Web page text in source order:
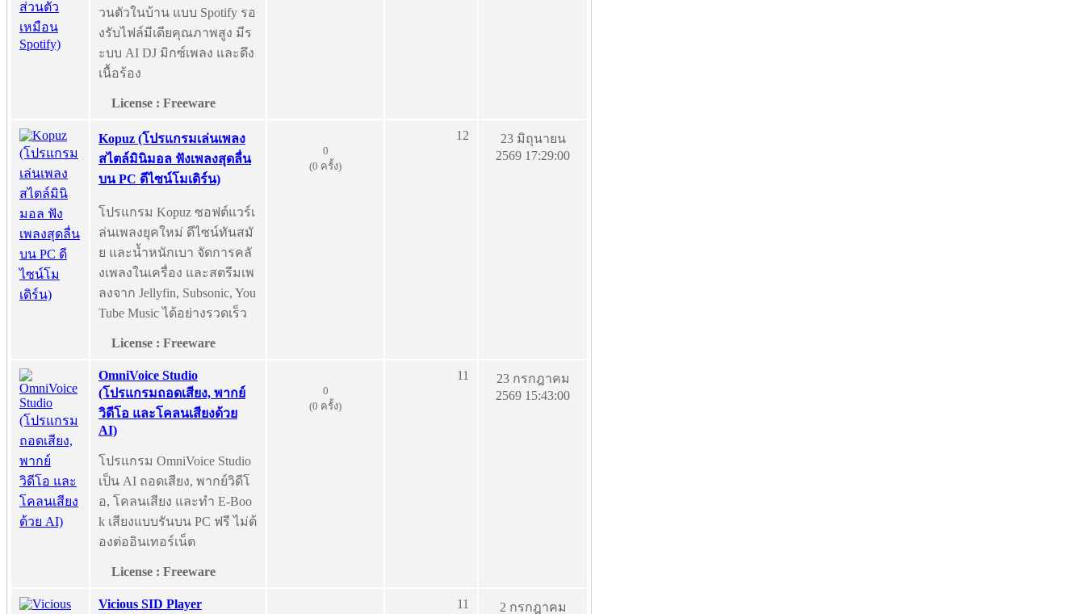
วนตัวในบ้าน แบบ Spotify รอ
งรับไฟล์มีเดียคุณภาพสูง มีร
ะบบ AI DJ มิกซ์เพลง และดึง
เนื้อร้อง
License : Freeware
Kopuz (โปรแกรมเล่นเพลง
สไตล์มินิมอล ฟังเพลงสุดลื่น
บน PC ดีไซน์โมเดิร์น)
โปรแกรม Kopuz ซอฟต์แวร์เ
ล่นเพลงยุคใหม่ ดีไซน์ทันสมั
ย และน้ำหนักเบา จัดการคลั
งเพลงในเครื่อง และสตรีมเพ
ลงจาก Jellyfin, Subsonic, You
Tube Music ได้อย่างรวดเร็ว
License : Freeware
0
(0 ครั้ง)
12
23 มิถุนายน
2569 17:29:00
OmniVoice Studio
(โปรแกรมถอดเสียง, พากย์
วิดีโอ และโคลนเสียงด้วย
AI)
โปรแกรม OmniVoice Studio
เป็น AI ถอดเสียง, พากย์วิดีโ
อ, โคลนเสียง และทำ E-Boo
k เสียงแบบรันบน PC ฟรี ไม่ต้
องต่ออินเทอร์เน็ต
License : Freeware
0
(0 ครั้ง)
11
23 กรกฎาคม
2569 15:43:00
Vicious SID Player 11 2 กรกฎาคม